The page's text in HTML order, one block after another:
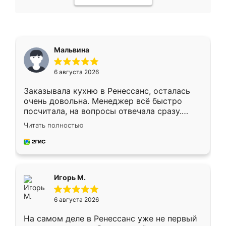
Мальвина
6 августа 2026
Заказывала кухню в Ренессанс, осталась
очень довольна. Менеджер всё быстро
посчитала, на вопросы отвечала сразу.
Замерщик приехал в субботу, подошёл к
делу со всей ответственностью. Собрали
за день, ребята работали аккуратно, даже
Читать полностью
Игорь М.
6 августа 2026
На самом деле в Ренессанс уже не первый